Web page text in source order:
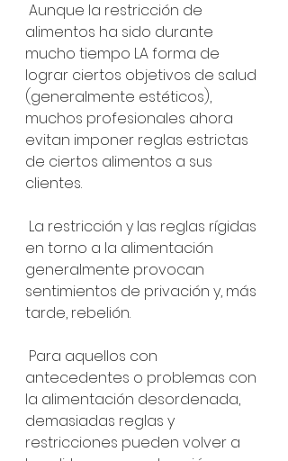
alimentos ha sido durante
mucho tiempo LA forma de
lograr ciertos objetivos de salud
(generalmente estéticos),
muchos profesionales ahora
evitan imponer reglas estrictas
de ciertos alimentos a sus
clientes.
en torno a la alimentación
generalmente provocan
sentimientos de privación y, más
tarde, rebelión.
antecedentes o problemas con
la alimentación desordenada,
demasiadas reglas y
restricciones pueden volver a